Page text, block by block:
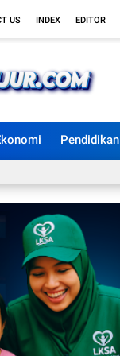
US INDEX EDITOR
Pendidikan